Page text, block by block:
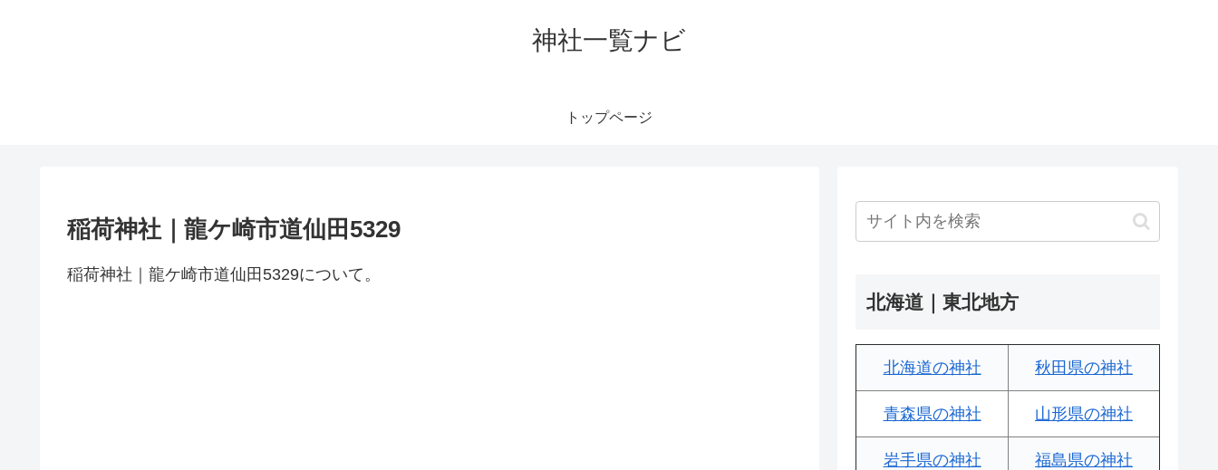
神社一覧ナビ
トップページ
稲荷神社｜龍ケ崎市道仙田5329
稲荷神社｜龍ケ崎市道仙田5329について。
北海道｜東北地方
北海道の神社 秋田県の神社
青森県の神社 山形県の神社
岩手県の神社 福島県の神社